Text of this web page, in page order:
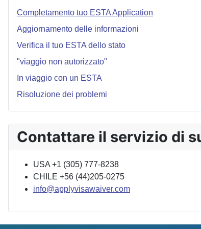
Completamento tuo ESTA Application
Aggiornamento delle informazioni
Verifica il tuo ESTA dello stato
"viaggio non autorizzato"
In viaggio con un ESTA
Risoluzione dei problemi
Contattare il servizio di
USA +1 (305) 777-8238
CHILE +56 (44)205-0275
info@applyvisawaiver.com